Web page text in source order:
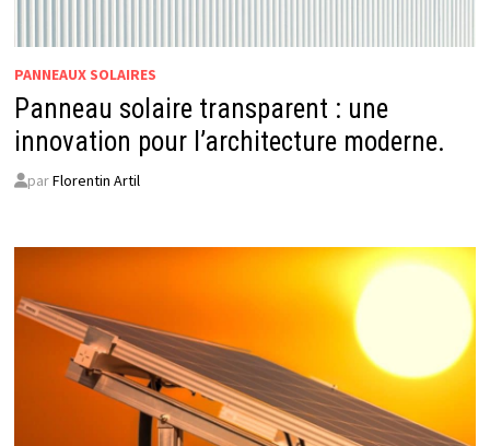
PANNEAUX SOLAIRES
Panneau solaire transparent : une
innovation pour l’architecture moderne.
parFlorentin Artil